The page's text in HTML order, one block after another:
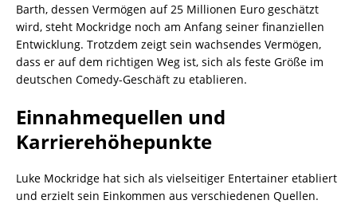
Barth, dessen Vermögen auf 25 Millionen Euro geschätzt
wird, steht Mockridge noch am Anfang seiner finanziellen
Entwicklung. Trotzdem zeigt sein wachsendes Vermögen,
dass er auf dem richtigen Weg ist, sich als feste Größe im
deutschen Comedy-Geschäft zu etablieren.
Einnahmequellen und
Karrierehöhepunkte
Luke Mockridge hat sich als vielseitiger Entertainer etabliert
und erzielt sein Einkommen aus verschiedenen Quellen.